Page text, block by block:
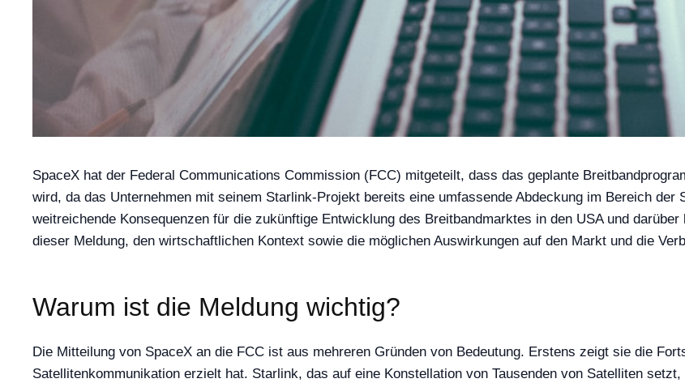
SpaceX hat der Federal Communications Commission (FCC) mitgeteilt, dass das geplante
wird, da das Unternehmen mit seinem Starlink-Projekt bereits eine umfassende Abdeckung im Bereich
weitreichende Konsequenzen für die zukünftige Entwicklung des Breitbandmarktes in den USA und
dieser Meldung, den wirtschaftlichen Kontext sowie die möglichen Auswirkungen auf den Markt und die
Warum ist die Meldung wichtig?
Die Mitteilung von SpaceX an die FCC ist aus mehreren Gründen von Bedeutung. Erstens zeigt sie die
Satellitenkommunikation erzielt hat. Starlink, das auf eine Konstellation von Tausenden von Satelliten